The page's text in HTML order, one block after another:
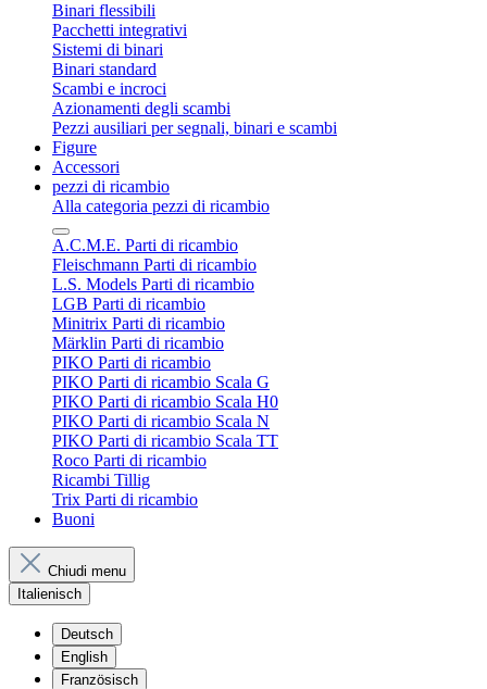
Binari flessibili
Pacchetti integrativi
Sistemi di binari
Binari standard
Scambi e incroci
Azionamenti degli scambi
Pezzi ausiliari per segnali, binari e scambi
Figure
Accessori
pezzi di ricambio
Alla categoria pezzi di ricambio
A.C.M.E. Parti di ricambio
Fleischmann Parti di ricambio
L.S. Models Parti di ricambio
LGB Parti di ricambio
Minitrix Parti di ricambio
Märklin Parti di ricambio
PIKO Parti di ricambio
PIKO Parti di ricambio Scala G
PIKO Parti di ricambio Scala H0
PIKO Parti di ricambio Scala N
PIKO Parti di ricambio Scala TT
Roco Parti di ricambio
Ricambi Tillig
Trix Parti di ricambio
Buoni
Chiudi menu
Italienisch
Deutsch
English
Französisch